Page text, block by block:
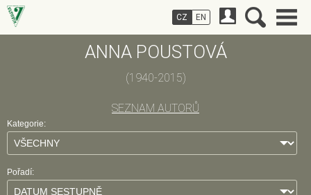
ANNA POUSTOVÁ
(1940-2015)
SEZNAM AUTORŮ
Kategorie:
Pořadí:
CZ EN